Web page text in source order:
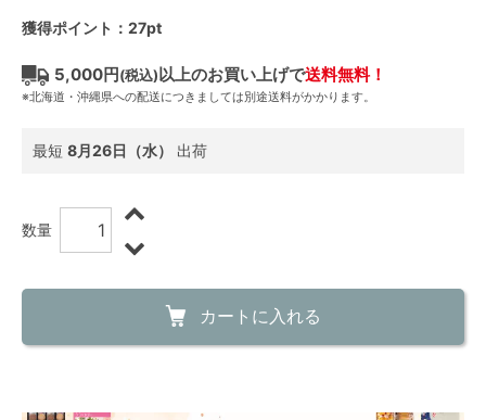
獲得ポイント：27pt
5,000円(税込)以上のお買い上げで送料無料！
※北海道・沖縄県への配送につきましては別途送料がかかります。
最短 8月26日（水） 出荷
数量
カートに入れる